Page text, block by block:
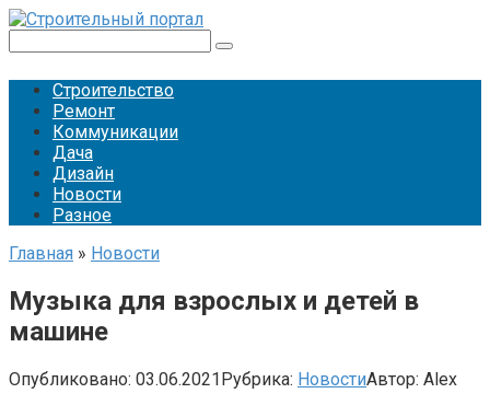
Перейти
контенту
Строительство
Ремонт
Коммуникации
Дача
Дизайн
Новости
Разное
Главная » Новости
Музыка для взрослых и детей в
машине
Опубликовано: 03.06.2021Рубрика: НовостиАвтор: Alex